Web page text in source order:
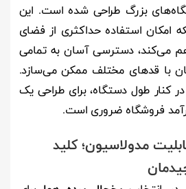
بزرگ طراحی شده است. این
امکان استفاده حداکثری از فضای
می‌کند، دسترسی آسان به تمامی
با قدهای مختلف ممکن می‌سازد.
در کنار طول دستگاه، برای طراحی یک
فروشگاه ضروری است.
مدولاسیون؛ کلید